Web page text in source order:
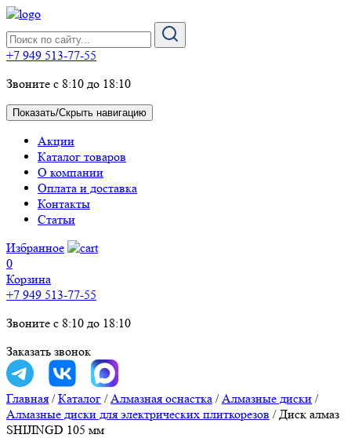
+7 949 513-77-55
Звоните с 8:10 до 18:10
Показать/Скрыть навигацию
Акции
Каталог товаров
О компании
Оплата и доставка
Контакты
Статьи
Избранное
0
Корзина
+7 949 513-77-55
Звоните с 8:10 до 18:10
Заказать звонок
Главная /Каталог /Алмазная оснастка /Алмазные диски /
Алмазные диски для электрических плиткорезов /Диск алмаз
SHIJINGD 105 мм